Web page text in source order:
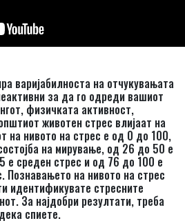
варијабилноста на отчукувањата
за да го одреди вашиот
физичката активност,
животен стрес влијаат на
на нивото на стрес е од 0 до 100,
на мирување, од 26 до 50 е
е среден стрес и од 76 до 100 е
Познавањето на нивото на стрес
идентификувате стресните
За најдобри резултати, треба
спиете.